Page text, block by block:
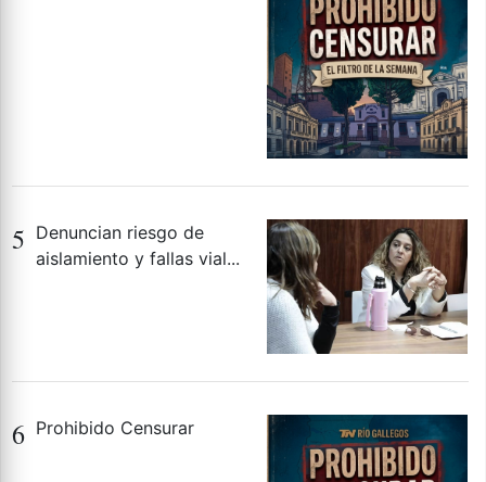
5 Denuncian riesgo de
aislamiento y fallas vial...
6 Prohibido Censurar